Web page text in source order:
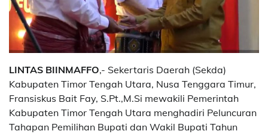
LINTAS BIINMAFFO,- Sekertaris Daerah (Sekda)
Kabupaten Timor Tengah Utara, Nusa Tenggara Timur,
Fransiskus Bait Fay, S.Pt.,M.Si mewakili Pemerintah
Kabupaten Timor Tengah Utara menghadiri Peluncuran
Tahapan Pemilihan Bupati dan Wakil Bupati Tahun